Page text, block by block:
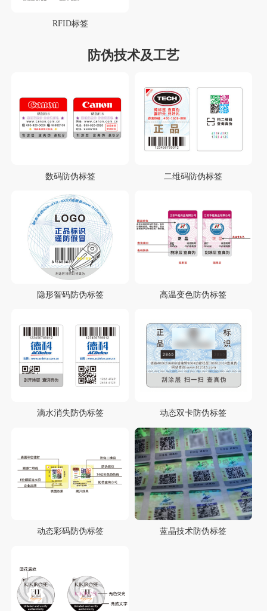
RFID标签
防伪技术及工艺
数码防伪标签 二维码防伪标签
隐形智码防伪标签 高温变色防伪标签
滴水消失防伪标签 动态双卡防伪标签
动态彩码防伪标签 蓝晶技术防伪标签